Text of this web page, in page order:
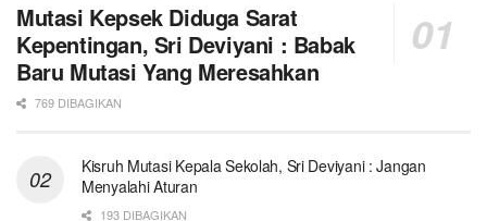
Mutasi Kepsek Diduga Sarat
Kepentingan, Sri Deviyani : Babak
Baru Mutasi Yang Meresahkan
769 DIBAGIKAN
Kisruh Mutasi Kepala Sekolah, Sri Deviyani : Jangan
Menyalahi Aturan
193 DIBAGIKAN